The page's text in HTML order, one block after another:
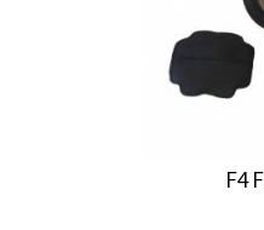
F4